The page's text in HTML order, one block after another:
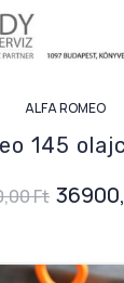
ALFA ROMEO
145
Ft